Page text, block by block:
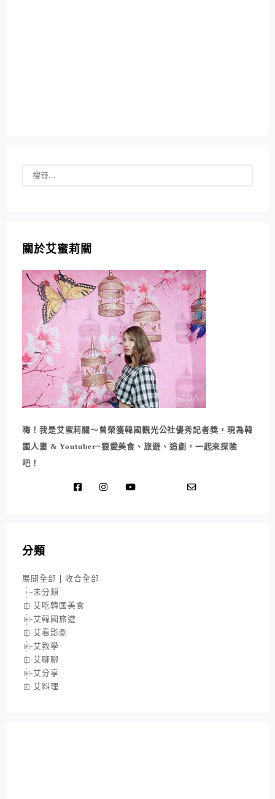
關於艾蜜莉關
嗨！我是艾蜜莉關～曾榮獲韓國觀光公社優秀記者獎，現為韓
國人妻 & Youtuber~狠愛美食、旅遊、追劇，一起來探險
吧！
分類
展開全部
收合全部
未分類
艾吃韓國美食
艾韓國旅遊
艾看影劇
艾教學
艾聊聊
艾分享
艾料理